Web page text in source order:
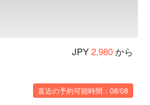
JPY2,980から
直近の予約可能時間：08/08